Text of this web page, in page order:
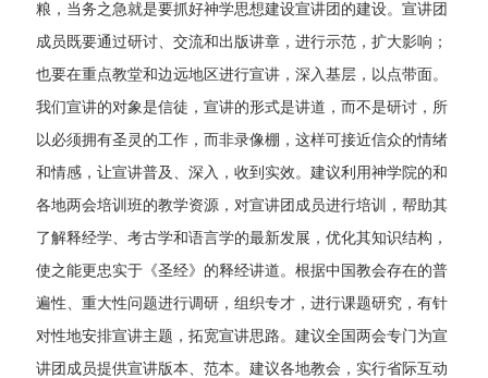
粮，当务之急就是要抓好神学思想建设宣讲团的建设。宣讲团
成员既要通过研讨、交流和出版讲章，进行示范，扩大影响；
也要在重点教堂和边远地区进行宣讲，深入基层，以点带面。
我们宣讲的对象是信徒，宣讲的形式是讲道，而不是研讨，所
以必须拥有圣灵的工作，而非录像棚，这样可接近信众的情绪
和情感，让宣讲普及、深入，收到实效。建议利用神学院的和
各地两会培训班的教学资源，对宣讲团成员进行培训，帮助其
了解释经学、考古学和语言学的最新发展，优化其知识结构，
使之能更忠实于《圣经》的释经讲道。根据中国教会存在的普
遍性、重大性问题进行调研，组织专才，进行课题研究，有针
对性地安排宣讲主题，拓宽宣讲思路。建议全国两会专门为宣
讲团成员提供宣讲版本、范本。建议各地教会，实行省际互动